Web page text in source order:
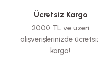
Ürün bilgilerinde hatalar
Ürün fiyatı diğer sitelerden
Bu ürüne benzer farklı
Ücretsiz Kargo
2000 TL ve üzeri
alışverişlerinizde
kargo!